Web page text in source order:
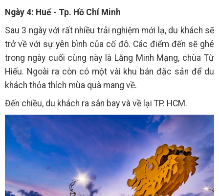
Ngày 4: Huế - Tp. Hồ Chí Minh
Sau 3 ngày với rất nhiều trải nghiệm mới lạ, du khách sẽ
trở về với sự yên bình của cố đô. Các điểm đến sẽ ghé
trong ngày cuối cùng này là Lăng Minh Mạng, chùa Từ
Hiếu. Ngoài ra còn có một vài khu bán đặc sản để du
khách thỏa thích mùa quà mang về.
Đến chiều, du khách ra sân bay và về lại TP. HCM.